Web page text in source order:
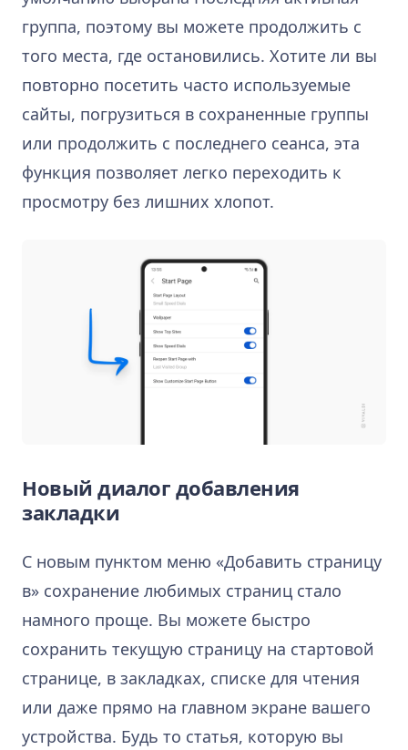
группа, поэтому вы можете продолжить с
того места, где остановились. Хотите ли вы
повторно посетить часто используемые
сайты, погрузиться в сохраненные группы
или продолжить с последнего сеанса, эта
функция позволяет легко переходить к
просмотру без лишних хлопот.
Новый диалог добавления
закладки
С новым пунктом меню «Добавить страницу
в» сохранение любимых страниц стало
намного проще. Вы можете быстро
сохранить текущую страницу на стартовой
странице, в закладках, списке для чтения
или даже прямо на главном экране вашего
устройства. Будь то статья, которую вы